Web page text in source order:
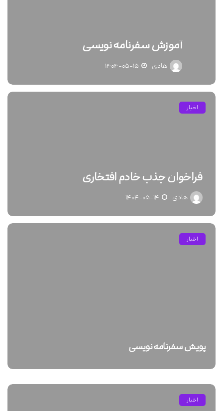
آموزش سفرنامه نویسی
هادی ۱۴۰۴-۰۵-۱۵
اخبار
فراخوان جذب خادم افتخاری
هادی ۱۴۰۴-۰۵-۱۴
اخبار
پویش سفرنامه نویسی
اخبار